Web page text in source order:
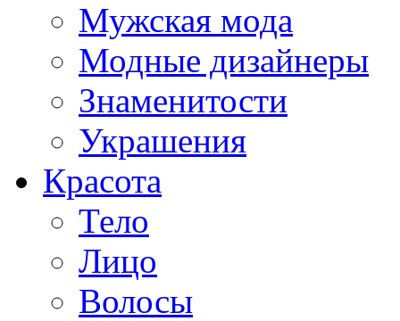
Мужская мода
Модные дизайнеры
Знаменитости
Украшения
Красота
Тело
Лицо
Волосы